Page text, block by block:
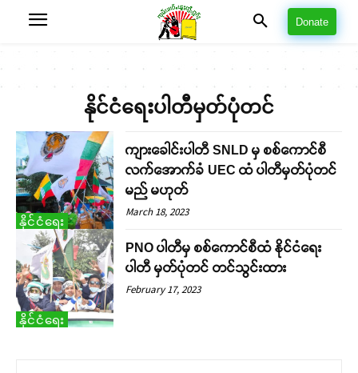
Donate
နိုင်ငံရေးပါတီမှတ်ပုံတင်
နိုင်ငံရေး
ကျားခေါင်းပါတီ SNLD မှ စစ်ကောင်စီ
လက်အောက်ခံ UEC ထံ ပါတီမှတ်ပုံတင်
မည် မဟုတ်
March 18, 2023
နိုင်ငံရေး
PNO ပါတီမှ စစ်ကောင်စီထံ နိုင်ငံရေး
ပါတီ မှတ်ပုံတင် တင်သွင်းထား
February 17, 2023